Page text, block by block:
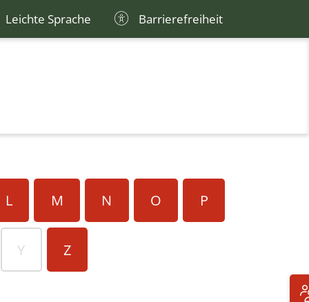
Leichte Sprache Barrierefreiheit
L M N O P
Y Z